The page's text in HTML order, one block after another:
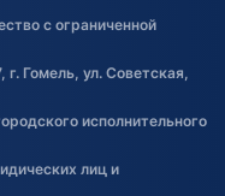
с ограниченной
Гомель, ул. Советская,
исполнительного
лиц и